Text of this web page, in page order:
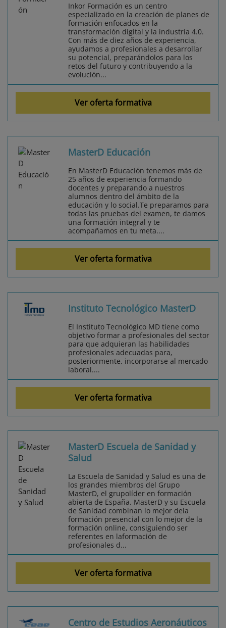
Inkor Formación es un centro
especializado en la creación de planes de
formación enfocados en la
transformación digital y la industria 4.0.
Con más de diez años de experiencia,
ayudamos a profesionales a desarrollar
su potencial, preparándolos para los
retos del futuro y contribuyendo a la
evolución...
Ver oferta formativa
MasterD Educación
En MasterD Educación tenemos más de
25 años de experiencia formando
docentes y preparando a nuestros
alumnos dentro del ámbito de la
educación y lo social.Te preparamos para
todas las pruebas del examen, te damos
una formación integral y te
acompañamos en tu meta....
Ver oferta formativa
Instituto Tecnológico MasterD
El Instituto Tecnológico MD tiene como
objetivo formar a profesionales del sector
para que adquieran las habilidades
profesionales adecuadas para,
posteriormente, incorporarse al mercado
laboral....
Ver oferta formativa
MasterD Escuela de Sanidad y
Salud
La Escuela de Sanidad y Salud es una de
los grandes miembros del Grupo
MasterD, el grupolíder en formación
abierta de España. MasterD y su Escuela
de Sanidad combinan lo mejor dela
formación presencial con lo mejor de la
formación online, consiguiendo ser
referentes en laformación de
profesionales d...
Ver oferta formativa
Centro de Estudios Aeronáuticos